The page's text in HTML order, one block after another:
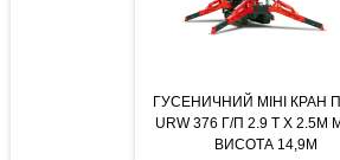
ГУСЕНИЧНИЙ МІНІ КРАН
URW 376 Г/П 2.9 Т X 2.5М
ВИСОТА 14,9М